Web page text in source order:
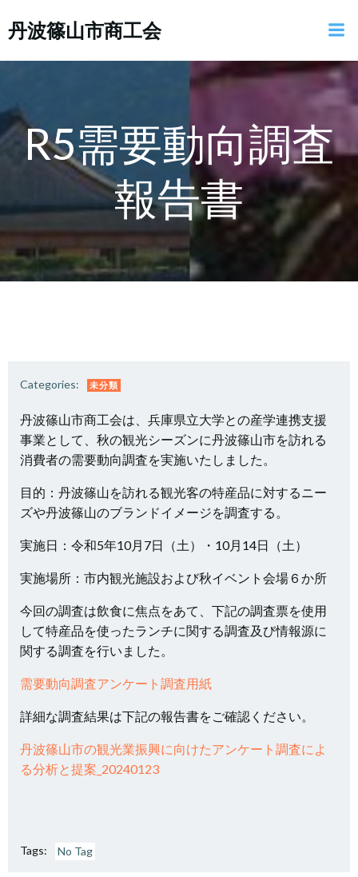
ン
ツ
ス
キ
ッ
プ
丹波篠山市商工会
R5需要動向調査
報告書
Categories: 未分類
丹波篠山市商工会は、兵庫県立大学との産学連携支援
事業として、秋の観光シーズンに丹波篠山市を訪れる
消費者の需要動向調査を実施いたしました。
目的：丹波篠山を訪れる観光客の特産品に対するニー
ズや丹波篠山のブランドイメージを調査する。
実施日：令和5年10月7日（土）・10月14日（土）
実施場所：市内観光施設および秋イベント会場６か所
今回の調査は飲食に焦点をあて、下記の調査票を使用
して特産品を使ったランチに関する調査及び情報源に
関する調査を行いました。
需要動向調査アンケート調査用紙
詳細な調査結果は下記の報告書をご確認ください。
丹波篠山市の観光業振興に向けたアンケート調査によ
る分析と提案_20240123
Tags: No Tag